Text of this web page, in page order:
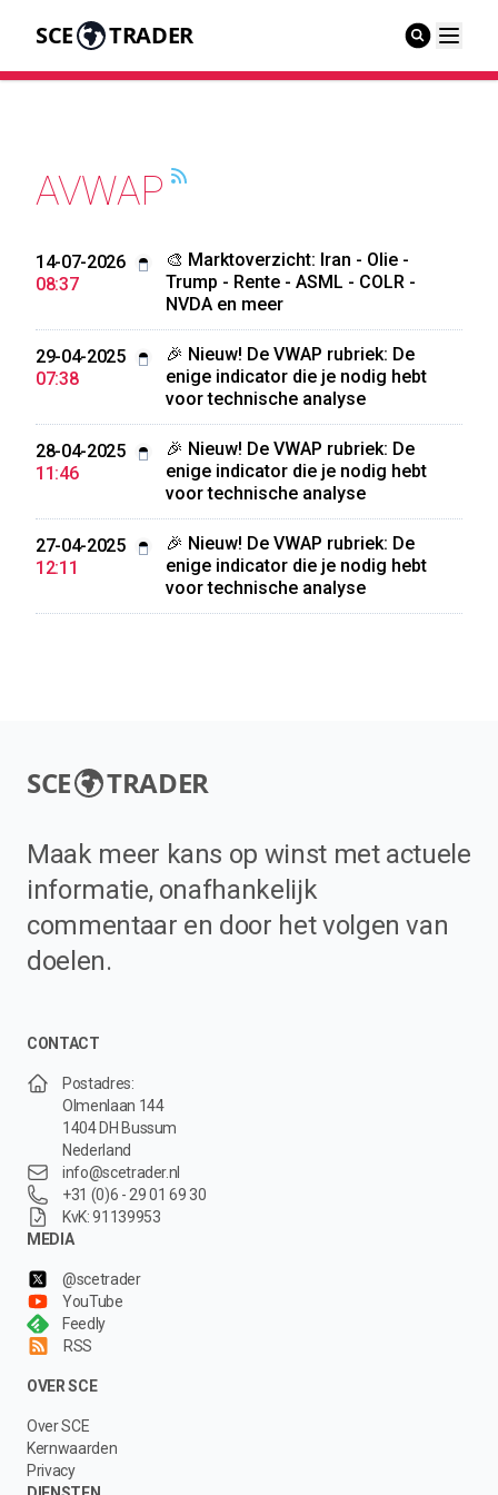
SCE TRADER
AVWAP
14-07-2026
08:37
🎨 Marktoverzicht: Iran - Olie -
Trump - Rente - ASML - COLR -
NVDA en meer
29-04-2025
07:38
🎉 Nieuw! De VWAP rubriek: De
enige indicator die je nodig hebt
voor technische analyse
28-04-2025
11:46
🎉 Nieuw! De VWAP rubriek: De
enige indicator die je nodig hebt
voor technische analyse
27-04-2025
12:11
🎉 Nieuw! De VWAP rubriek: De
enige indicator die je nodig hebt
voor technische analyse
SCE TRADER
Maak meer kans op winst met actuele
informatie, onafhankelijk
commentaar en door het volgen van
doelen.
CONTACT
Postadres:
Olmenlaan 144
1404 DH Bussum
Nederland
info@scetrader.nl
+31 (0)6 - 29 01 69 30
KvK: 91139953
MEDIA
@scetrader
YouTube
Feedly
RSS
OVER SCE
Over SCE
Kernwaarden
Privacy